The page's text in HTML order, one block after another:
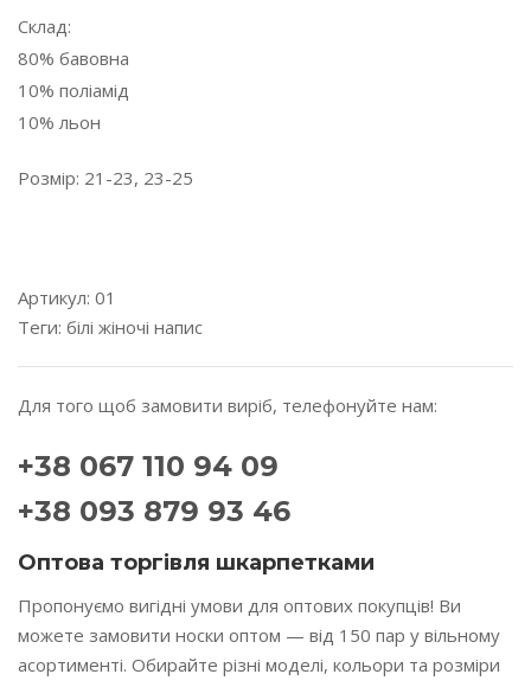
Склад:
80% бавовна
10% поліамід
10% льон
Розмір: 21-23, 23-25
Артикул: 01
Теги: білі жіночі напис
Для того щоб замовити виріб, телефонуйте нам:
+38 067 110 94 09
+38 093 879 93 46
Оптова торгівля шкарпетками
Пропонуємо вигідні умови для оптових покупців! Ви
можете замовити носки оптом — від 150 пар у вільному
асортименті. Обирайте різні моделі, кольори та розміри